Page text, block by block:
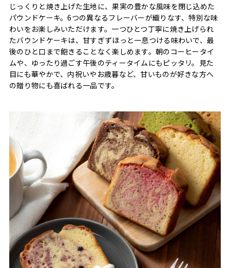
じっくりと焼き上げた生地に、果実の豊かな風味を閉じ込めた
パウンドケーキ。6つの異なるフレーバーが織りなす、特別な味
わいをお楽しみいただけます。一つひとつ丁寧に焼き上げられ
たバウンドケーキは、甘すぎずほっと一息つける味わいで、最
後のひと口まで飽きることなく楽しめます。朝のコーヒータイ
ムや、ゆったり過ごす午後のティータイムにもピッタリ。見た
目にも華やかで、内祝いやお歳暮など、甘いものが好きな方へ
の贈り物にも喜ばれる一品です。